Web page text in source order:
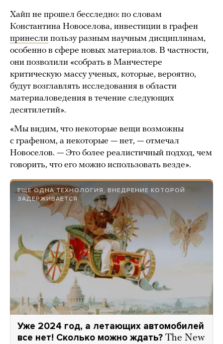
Хайп не прошел бесследно: по словам
Константина Новоселова, инвестиции в графен
принесли пользу разным научным дисциплинам,
особенно в сфере новых материалов. В частности,
они позволили «собрать в Манчестере
критическую массу ученых, которые, вероятно,
будут возглавлять исследования в области
материаловедения в течение следующих
десятилетий».
«Мы видим, что некоторые вещи возможны
с графеном, а некоторые — нет, — отмечал
Новоселов. — Это более реалистичный подход, чем
говорить, что его можно использовать везде».
ЕЩЕ ОДНА ТЕХНОЛОГИЯ, ВНЕДРЕНИЕ КОТОРОЙ
ЗАДЕРЖИВАЕТСЯ
Уже 2024 год, а летающих автомобилей
все нет! Сколько можно ждать? The New